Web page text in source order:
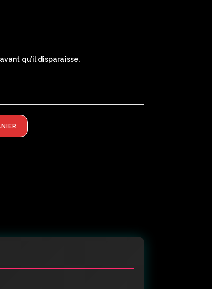
qu’il disparaisse.